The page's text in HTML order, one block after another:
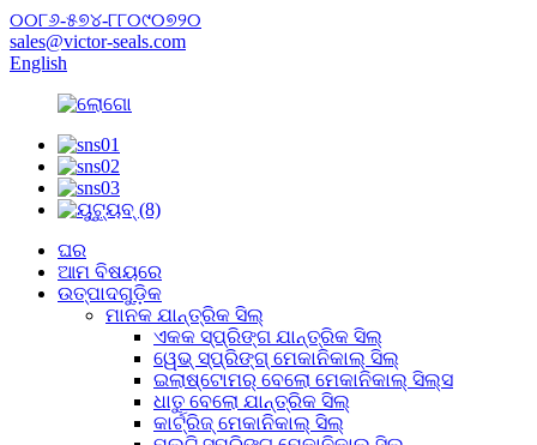
୦୦୮୬-୫୭୪-୮୮୦୯୦୭୨୦
sales@victor-seals.com
English
ଘର
ଆମ ବିଷୟରେ
ଉତ୍ପାଦଗୁଡ଼ିକ
ମାନକ ଯାନ୍ତ୍ରିକ ସିଲ୍
ଏକକ ସ୍ପ୍ରିଙ୍ଗ ଯାନ୍ତ୍ରିକ ସିଲ୍
ୱେଭ୍ ସ୍ପ୍ରିଙ୍ଗ୍ ମେକାନିକାଲ୍ ସିଲ୍
ଇଲାଷ୍ଟୋମର୍ ବେଲୋ ମେକାନିକାଲ୍ ସିଲ୍ସ
ଧାତୁ ବେଲୋ ଯାନ୍ତ୍ରିକ ସିଲ୍
କାର୍ଟ୍ରିଜ୍ ମେକାନିକାଲ୍ ସିଲ୍